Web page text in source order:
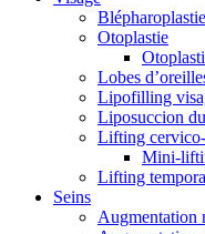
Blépharoplastie
Otoplastie
Lobes
Lipofilling
Liposuccion
Lifting
Mini-
Lifting
Seins
Augmentation